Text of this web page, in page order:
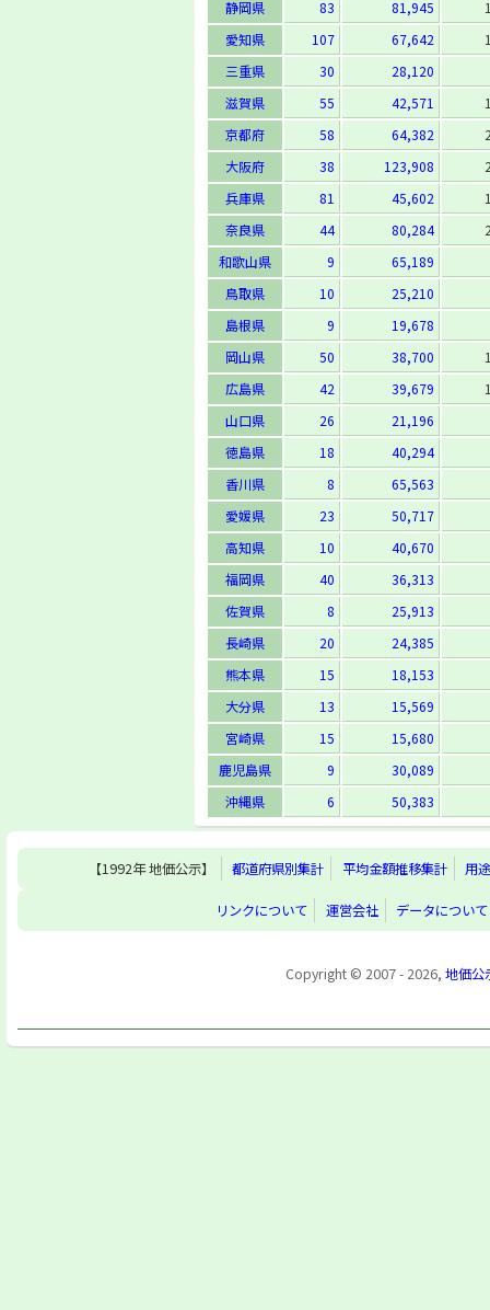
静岡県
83 81,945
愛知県
107 67,642
三重県
30
28,120
滋賀県
55 42,571
京都府
58 64,382
大阪府
38 123,908
兵庫県
81 45,602
奈良県
44 80,284
和歌山県
9
65,189
鳥取県
10
25,210
島根県
9
19,678
岡山県
50 38,700
広島県
42 39,679
山口県
26
21,196
徳島県
18
40,294
香川県
8
65,563
愛媛県
23
50,717
高知県
10
40,670
福岡県
40
36,313
佐賀県
8
25,913
長崎県
20
24,385
熊本県
15
18,153
大分県
13
15,569
宮崎県
15
15,680
鹿児島県
9
30,089
沖縄県
6 50,383
【1992年 地価公示】 都道府県別集計 平均金額推移集計 用
リンクについて 運営会社 データについて
Copyright © 2007 - 2026, 地価公